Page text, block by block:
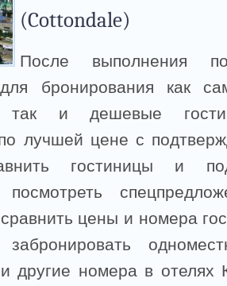
(Cottondale)
После выполнения
бронирования как
так и дешевые
лучшей цене с
гостиницы и
посмотреть
цены и номера
другие номера в отелях